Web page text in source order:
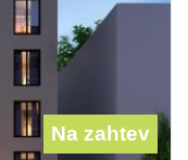
Na zahtev